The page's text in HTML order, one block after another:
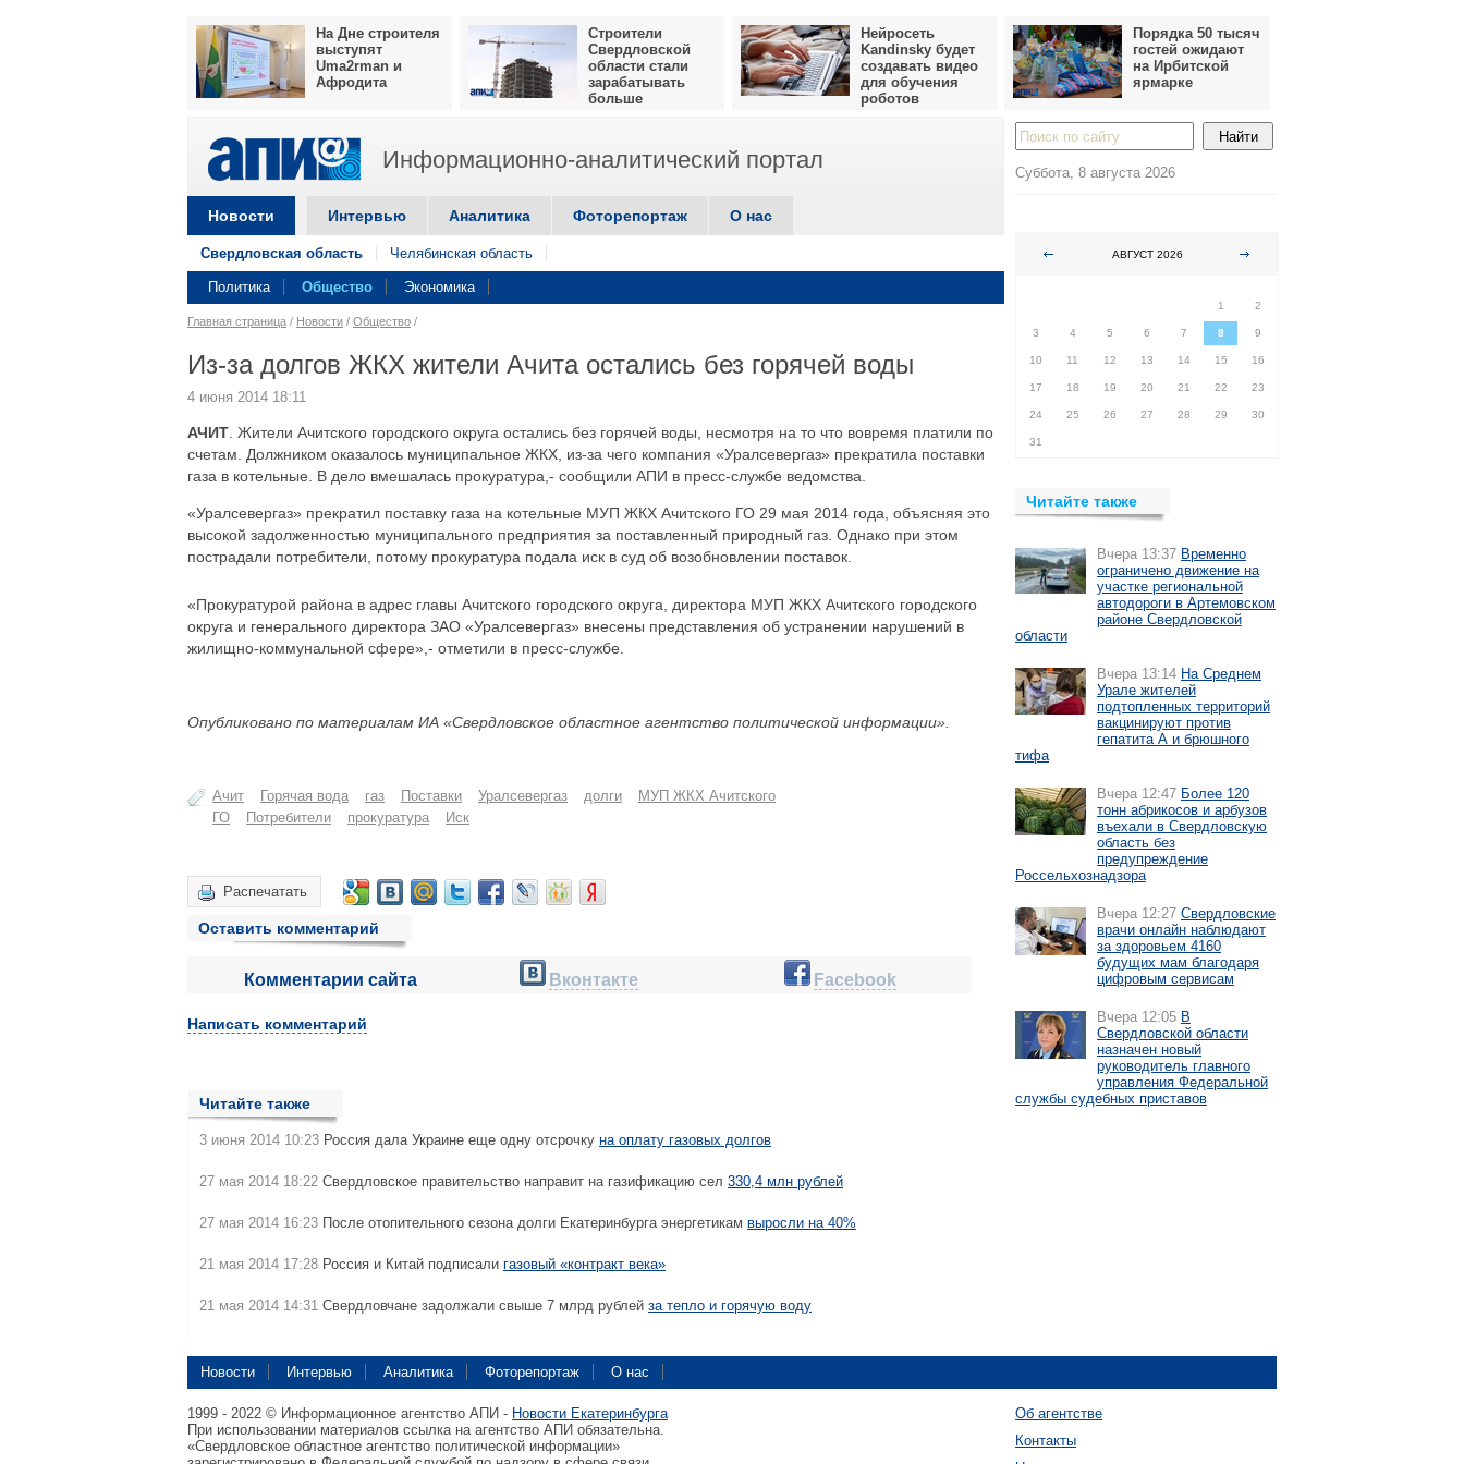
На Дне строителя
выступят
Uma2rman и
Афродита
Строители
Свердловской
области стали
зарабатывать
больше
Нейросеть
Kandinsky будет
создавать видео
для обучения
роботов
Порядка 50 тысяч
гостей ожидают
на Ирбитской
ярмарке
Информационно-аналитический портал
Новости Интервью Аналитика Фоторепортаж О нас
Свердловская область Челябинская область
Политика Общество Экономика
Главная страница / Новости / Общество /
Из-за долгов ЖКХ жители Ачита остались без горячей воды
4 июня 2014 18:11
АЧИТ . Жители Ачитского городского округа остались без горячей воды, несмотря на то что вовремя платили по
счетам. Должником оказалось муниципальное ЖКХ, из-за чего компания «Уралсевергаз» прекратила поставки
газа в котельные. В дело вмешалась прокуратура,- сообщили АПИ в пресс-службе ведомства.
«Уралсевергаз» прекратил поставку газа на котельные МУП ЖКХ Ачитского ГО 29 мая 2014 года, объясняя это
высокой задолженностью муниципального предприятия за поставленный природный газ. Однако при этом
пострадали потребители, потому прокуратура подала иск в суд об возобновлении поставок.
«Прокуратурой района в адрес главы Ачитского городского округа, директора МУП ЖКХ Ачитского городского
округа и генерального директора ЗАО «Уралсевергаз» внесены представления об устранении нарушений в
жилищно-коммунальной сфере»,- отметили в пресс-службе.
Опубликовано по материалам ИА «Свердловское областное агентство политической информации».
Ачит Горячая вода газ Поставки Уралсевергаз долги
МУП ЖКХ Ачитского
ГО
Потребители прокуратура Иск
Распечатать
Оставить комментарий
Комментарии сайта Вконтакте Facebook
Написать комментарий
Читайте также
3 июня 2014 10:23 Россия дала Украине еще одну отсрочку на оплату газовых долгов
27 мая 2014 18:22 Свердловское правительство направит на газификацию сел 330,4 млн рублей
27 мая 2014 16:23 После отопительного сезона долги Екатеринбурга энергетикам выросли на 40%
21 мая 2014 17:28 Россия и Китай подписали газовый «контракт века»
21 мая 2014 14:31 Свердловчане задолжали свыше 7 млрд рублей за тепло и горячую воду
Суббота, 8 августа 2026
АВГУСТ 2026
1
2
3 4 5 6 7 8 9
10 11 12 13 14 15 16
17 18 19 20 21 22 23
24 25 26 27 28 29 30
31
Читайте также
Вчера 13:37 Временно
ограничено движение на
участке региональной
автодороги в Артемовском
районе Свердловской
области
Вчера 13:14 На Среднем
Урале жителей
подтопленных территорий
вакцинируют против
гепатита А и брюшного
тифа
Вчера 12:47 Более 120
тонн абрикосов и арбузов
въехали в Свердловскую
область без
предупреждение
Россельхознадзора
Вчера 12:27 Свердловские
врачи онлайн наблюдают
за здоровьем 4160
будущих мам благодаря
цифровым сервисам
Вчера 12:05 В
Свердловской области
назначен новый
руководитель главного
управления Федеральной
службы судебных приставов
Новости Интервью Аналитика Фоторепортаж О нас
1999 - 2022 © Информационное агентство АПИ - Новости Екатеринбурга
При использовании материалов ссылка на агентство АПИ обязательна.
«Свердловское областное агентство политической информации»
Об агентстве
Контакты